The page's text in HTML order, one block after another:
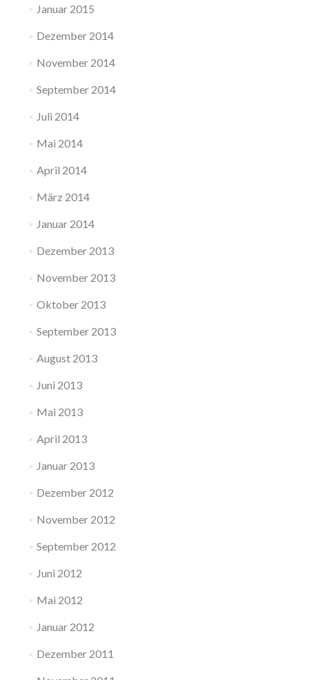
Januar 2015
Dezember 2014
November 2014
September 2014
Juli 2014
Mai 2014
April 2014
März 2014
Januar 2014
Dezember 2013
November 2013
Oktober 2013
September 2013
August 2013
Juni 2013
Mai 2013
April 2013
Januar 2013
Dezember 2012
November 2012
September 2012
Juni 2012
Mai 2012
Januar 2012
Dezember 2011